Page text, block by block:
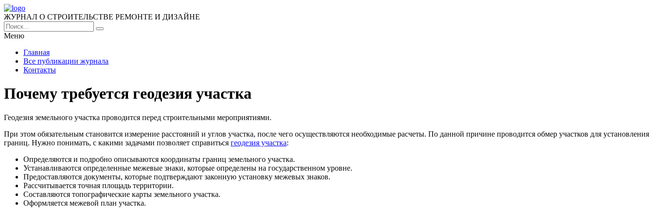
ЖУРНАЛ О СТРОИТЕЛЬСТВЕ РЕМОНТЕ И ДИЗАЙНЕ
Меню
Главная
Все публикации журнала
Контакты
Почему требуется геодезия участка
Геодезия земельного участка проводится перед строительными мероприятиями.
При этом обязательным становится измерение расстояний и углов участка, после чего осуществляются необходимые расчеты. По данной причине проводится обмер участков для установления
границ. Нужно понимать, с какими задачами позволяет справиться геодезия участка:
Определяются и подробно описываются координаты границ земельного участка.
Устанавливаются определенные межевые знаки, которые определены на государственном уровне.
Предоставляются документы, которые подтверждают законную установку межевых знаков.
Рассчитывается точная площадь территории.
Составляются топографические карты земельного участка.
Оформляется межевой план участка.